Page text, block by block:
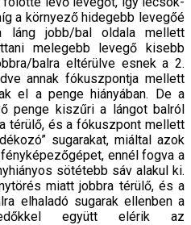
a környező hidegebb levegőé
láng jobb/bal oldala mellett
melegebb leve­gő kisebb
balra elté­rülve esnek a 2.
annak fókuszpontja mellett
el a penge hiányában. De a
penge kiszűri a lángot balról
térülő, és a fókuszpont mellett
sugarakat, miáltal azok
ennél fogva a
sötétebb sáv alakul ki.
miatt jobbra térülő, és a
elhaladó sugarak el­lenben a
együtt elérik az